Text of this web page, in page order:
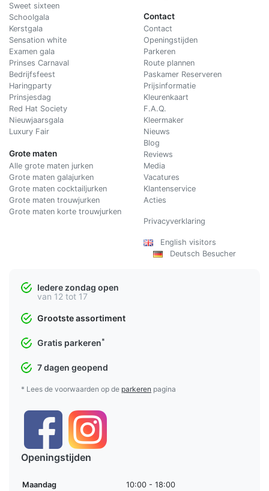
Sweet sixteen
Schoolgala
Kerstgala
Sensation white
Examen gala
Prinses Carnaval
Bedrijfsfeest
Haringparty
Prinsjesdag
Red Hat Society
Nieuwjaarsgala
Luxury Fair
Grote maten
Alle grote maten jurken
Grote maten galajurken
Grote maten cocktailjurken
Grote maten trouwjurken
Grote maten korte trouwjurken
Contact
Contact
Openingstijden
Parkeren
Route plannen
Paskamer Reserveren
Prijsinformatie
Kleurenkaart
F.A.Q.
Kleermaker
Nieuws
Blog
Reviews
Media
Vacatures
Klantenservice
Acties
Privacyverklaring
English visitors
Deutsch Besucher
Iedere zondag open
van 12 tot 17
Grootste assortiment
Gratis parkeren*
7 dagen geopend
* Lees de voorwaarden op de parkeren pagina
Openingstijden
Maandag 10:00 - 18:00